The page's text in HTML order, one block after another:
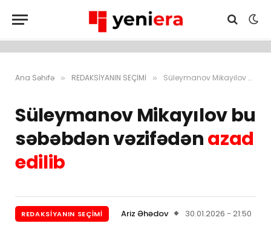
Ana Səhifə » REDAKSİYANIN SEÇİMİ » Süleymanov Mikayılov bu səbəbdən vəzifədən azad edilib
Süleymanov Mikayılov bu
səbəbdən vəzifədənazad
edilib
REDAKSİYANIN SEÇİMİ Ariz Əhədov 30.01.2026 - 21:50